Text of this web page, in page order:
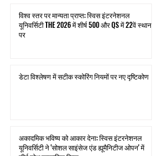
विश्व स्तर पर मान्यता प्राप्त: स्विस इंटरनेशनल
यूनिवर्सिटी THE 2026 में शीर्ष 500 और QS में 22वें स्थान
पर
डेटा विश्लेषण में सटीक स्कोरिंग नियमों पर नए दृष्टिकोण
अकादमिक भविष्य को आकार देना: स्विस इंटरनेशनल
यूनिवर्सिटी ने 'सोशल साइंसेज एंड ह्यूमैनिटीज ओपन' में